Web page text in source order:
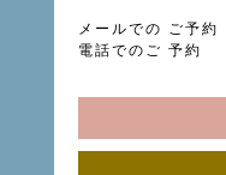
メールでの ご予約
電話でのご 予約